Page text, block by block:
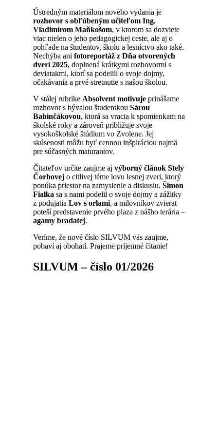
Ústredným materiálom nového vydania je
rozhovor s obľúbeným učiteľom Ing.
Vladimírom Maňkošom, v ktorom sa dozviete
viac nielen o jeho pedagogickej ceste, ale aj o
pohľade na študentov, školu a lesníctvo ako také.
Nechýba ani fotoreportáž z Dňa otvorených
dverí 2025, doplnená krátkymi rozhovormi s
deviatakmi, ktorí sa podelili o svoje dojmy,
očakávania a prvé stretnutie s našou školou.
V stálej rubrike Absolvent motivujeprinášame
rozhovor s bývalou študentkou Sárou
Babinčákovou, ktorá sa vracia k spomienkam na
školské roky a zároveň približuje svoje
vysokoškolské štúdium vo Zvolene. Jej
skúsenosti môžu byť cennou inšpiráciou najmä
pre súčasných maturantov.
Čitateľov určite zaujme aj výborný článok Stely
Čorbovejo citlivej téme lovu lesnej zveri, ktorý
ponúka priestor na zamyslenie a diskusiu. Šimon
Fialka sa s nami podelil o svoje dojmy a zážitky
z podujatia Lov s orlami, a milovníkov zvierat
poteší predstavenie prvého plaza z nášho terária –
agamy bradatej.
Veríme, že nové číslo SILVUM vás zaujme,
pobaví aj obohatí. Prajeme príjemné čítanie!
SILVUM – číslo 01/2026